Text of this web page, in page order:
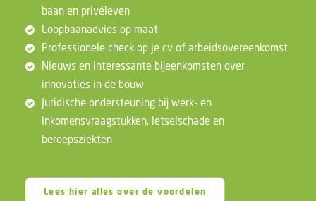
baan en privéleven
Loopbaanadvies op maat
Professionele check op je cv of arbeidsovereenkomst
Nieuws en interessante bijeenkomsten over
innovaties in de bouw
Juridische ondersteuning bij werk- en
inkomensvraagstukken, letselschade en
beroepsziekten
Lees hier alles over de voordelen